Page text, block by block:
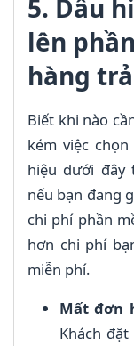
5. Dấu
lên
hàng
Biết khi nào
kém việc
hiệu dưới
nếu bạn đang
chi phí phần
hơn chi phí
miễn phí.
Mất đơn
Khách